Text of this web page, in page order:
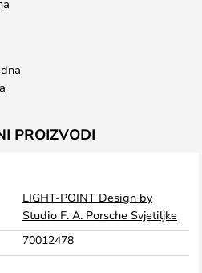
PROIZVODI
LIGHT-POINT Design by
Studio F. A. Porsche Svjetiljke
70012478